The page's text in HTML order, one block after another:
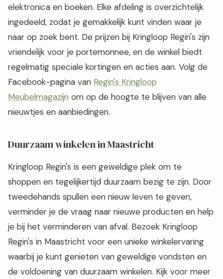
elektronica en boeken. Elke afdeling is overzichtelijk
ingedeeld, zodat je gemakkelijk kunt vinden waar je
naar op zoek bent. De prijzen bij Kringloop Regin's zijn
vriendelijk voor je portemonnee, en de winkel biedt
regelmatig speciale kortingen en acties aan. Volg de
Facebook-pagina van Regin's Kringloop
Meubelmagazijn om op de hoogte te blijven van alle
nieuwtjes en aanbiedingen.
Duurzaam winkelen in Maastricht
Kringloop Regin's is een geweldige plek om te
shoppen en tegelijkertijd duurzaam bezig te zijn. Door
tweedehands spullen een nieuw leven te geven,
verminder je de vraag naar nieuwe producten en help
je bij het verminderen van afval. Bezoek Kringloop
Regin's in Maastricht voor een unieke winkelervaring
waarbij je kunt genieten van geweldige vondsten en
de voldoening van duurzaam winkelen. Kijk voor meer